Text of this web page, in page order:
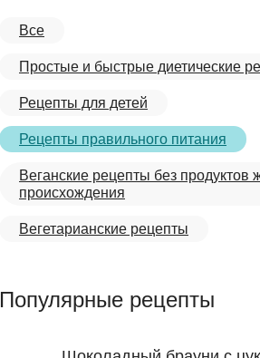
Все
Простые и быстрые диетические
Рецепты для детей
Рецепты правильного питания
Веганские рецепты без продуктов
происхождения
Вегетарианские рецепты
Популярные рецепты